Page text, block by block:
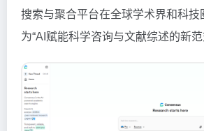
搜索与聚合平台在全球学术界和科技
为“AI赋能科学咨询与文献综述的新范